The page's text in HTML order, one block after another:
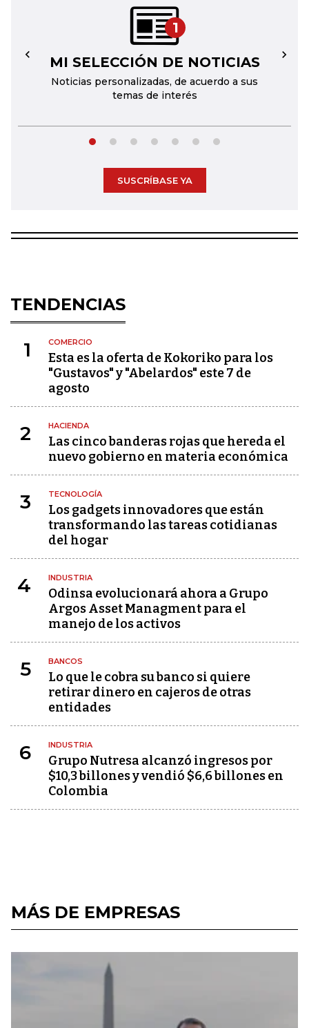
1
MI SELECCIÓN DE NOTICIAS
Noticias personalizadas, de acuerdo a sus
temas de interés
← →
SUSCRÍBASE YA
TENDENCIAS
1 COMERCIO
Esta es la oferta de Kokoriko para los
"Gustavos" y "Abelardos" este 7 de
agosto
2 HACIENDA
Las cinco banderas rojas que hereda el
nuevo gobierno en materia económica
3 TECNOLOGÍA
Los gadgets innovadores que están
transformando las tareas cotidianas
del hogar
4 INDUSTRIA
Odinsa evolucionará ahora a Grupo
Argos Asset Managment para el
manejo de los activos
5 BANCOS
Lo que le cobra su banco si quiere
retirar dinero en cajeros de otras
entidades
6 INDUSTRIA
Grupo Nutresa alcanzó ingresos por
$10,3 billones y vendió $6,6 billones en
Colombia
MÁS DE EMPRESAS